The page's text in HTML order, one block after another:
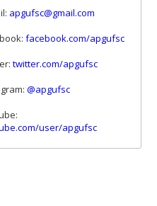
apgufsc@gmail.com
facebook.com/apgufsc
twitter.com/apgufsc
@apgufsc
user/apgufsc